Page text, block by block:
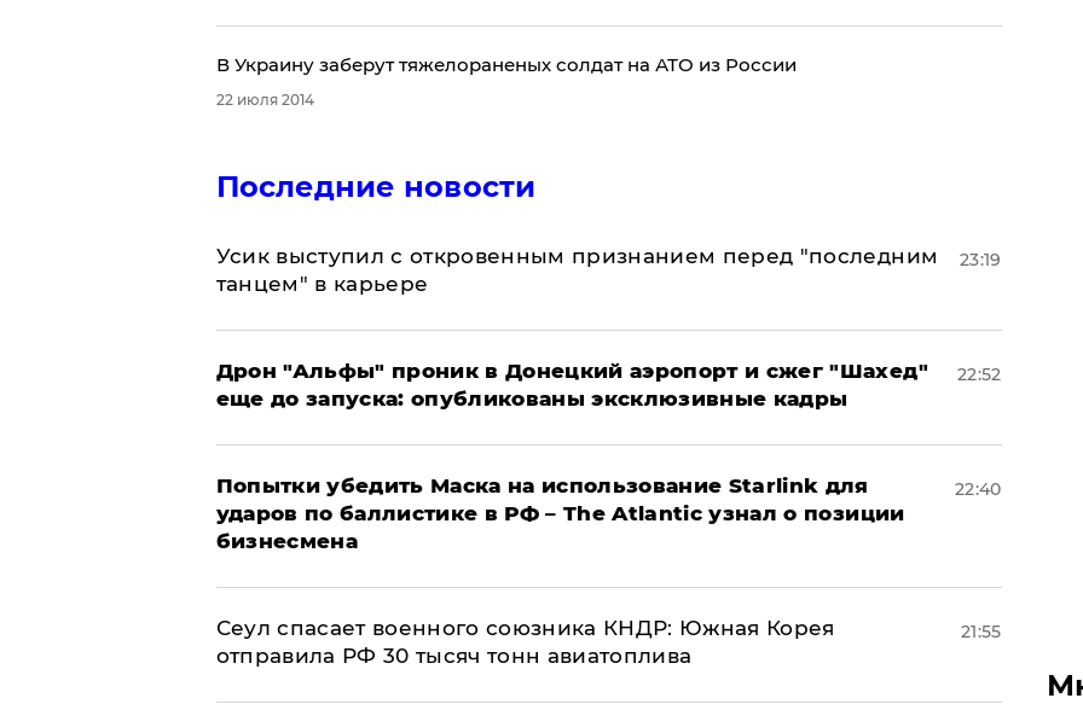
В Украину заберут тяжелораненых солдат на АТО из России
22 июля 2014
Последние новости
Усик выступил с откровенным признанием перед "последним
танцем" в карьере
23:19
Дрон "Альфы" проник в Донецкий аэропорт и сжег "Шахед"
еще до запуска: опубликованы эксклюзивные кадры
22:52
Попытки убедить Маска на использование Starlink для
ударов по баллистике в РФ – The Atlantic узнал о позиции
бизнесмена
22:40
​Сеул спасает военного союзника КНДР: Южная Корея
отправила РФ 30 тысяч тонн авиатоплива
21:55